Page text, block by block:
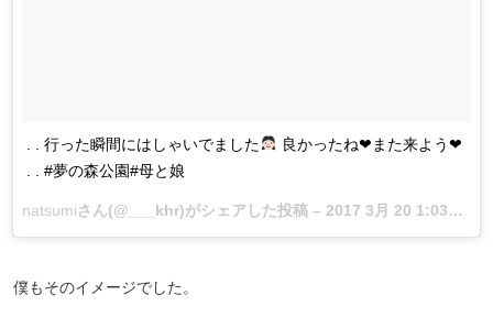
. . 行った瞬間にはしゃいでました
良かったね❤︎また来よう❤︎
. . #夢の森公園#母と娘
natsumiさん(@___khr)がシェアした投稿 – 2017 3月 20 1:03午前 PDT
僕もそのイメージでした。